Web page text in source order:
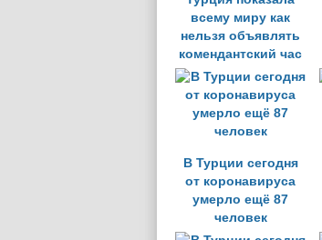
всему миру как
нельзя объявлять
комендантский час
во время пандемии
В Турции сегодня
от коронавируса
умерло ещё 87
человек